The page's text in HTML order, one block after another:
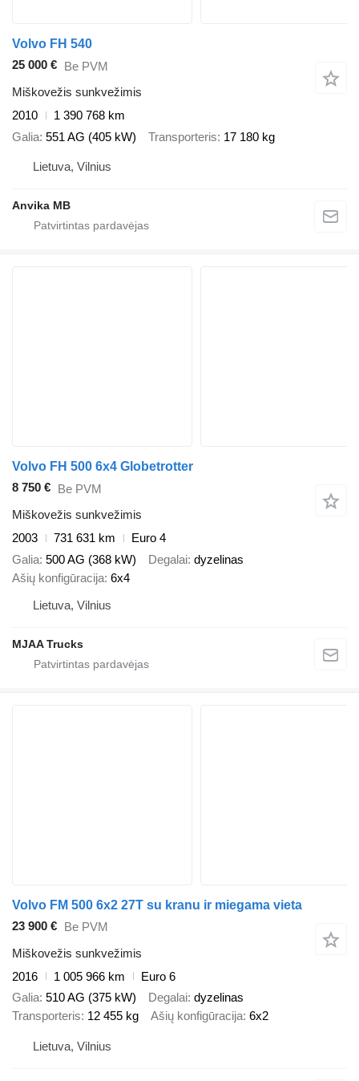
Volvo FH 540
25 000 € Be PVM
Miškovežis sunkvežimis
2010
1 390 768 km
Galia 551 AG (405 kW) Transporteris 17 180 kg
Lietuva, Vilnius
Anvika MB
Volvo FH 500 6x4 Globetrotter
8 750 € Be PVM
Miškovežis sunkvežimis
2003
731 631 km
Euro 4
Galia 500 AG (368 kW) Degalai dyzelinas
Ašių konfigūracija 6x4
Lietuva, Vilnius
MJAA Trucks
Volvo FM 500 6x2 27T su kranu ir miegama vieta
23 900 € Be PVM
Miškovežis sunkvežimis
2016
1 005 966 km
Euro 6
Galia 510 AG (375 kW) Degalai dyzelinas
Transporteris 12 455 kg Ašių konfigūracija 6x2
Lietuva, Vilnius